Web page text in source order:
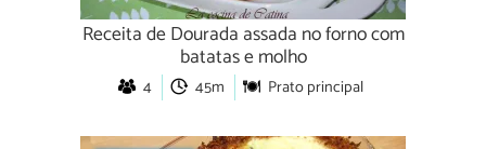
Receita de Dourada assada no forno com
batatas e molho
4 45m Prato principal